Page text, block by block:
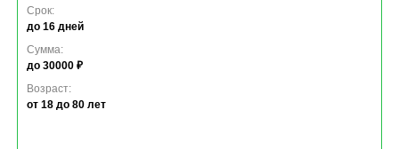
Срок:
до 16 дней
Сумма:
до 30000 ₽
Возраст:
от 18 до 80 лет